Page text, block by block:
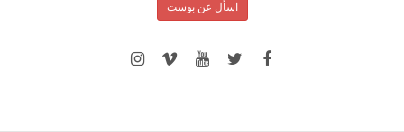
اسأل عن بوست